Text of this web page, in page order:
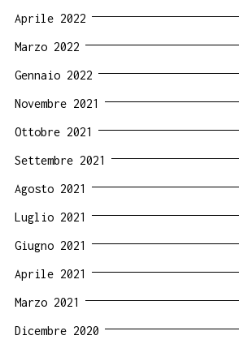
Aprile 2022
Marzo 2022
Gennaio 2022
Novembre 2021
Ottobre 2021
Settembre 2021
Agosto 2021
Luglio 2021
Giugno 2021
Aprile 2021
Marzo 2021
Dicembre 2020